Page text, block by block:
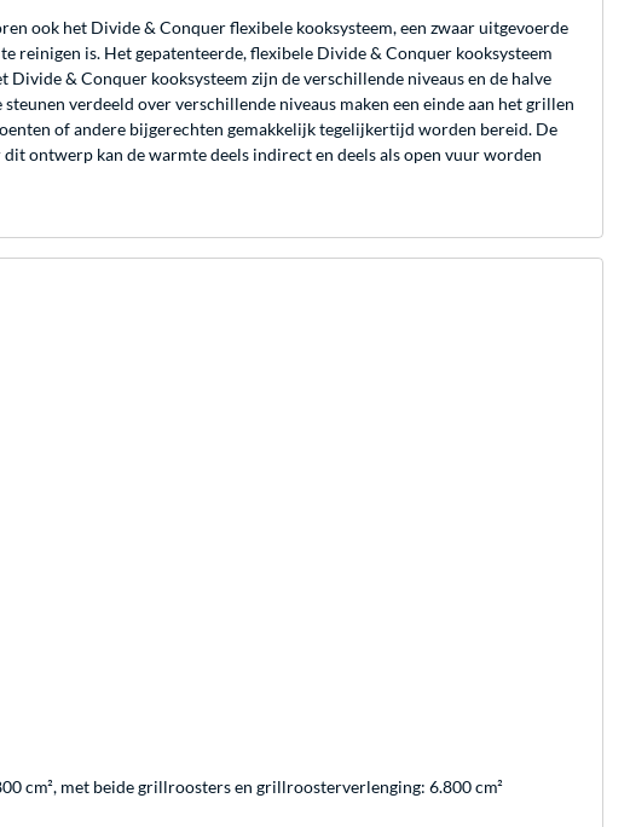
ook het Divide & Conquer flexibele kooksysteem, een zwaar uitgevoerde
reinigen is. Het gepatenteerde, flexibele Divide & Conquer kooksysteem
& Conquer kooksysteem zijn de verschillende niveaus en de halve
verdeeld over verschillende niveaus maken een einde aan het grillen
of andere bijgerechten gemakkelijk tegelijkertijd worden bereid. De
ontwerp kan de warmte deels indirect en deels als open vuur worden
cm², met beide grillroosters en grillroosterverlenging: 6.800 cm²